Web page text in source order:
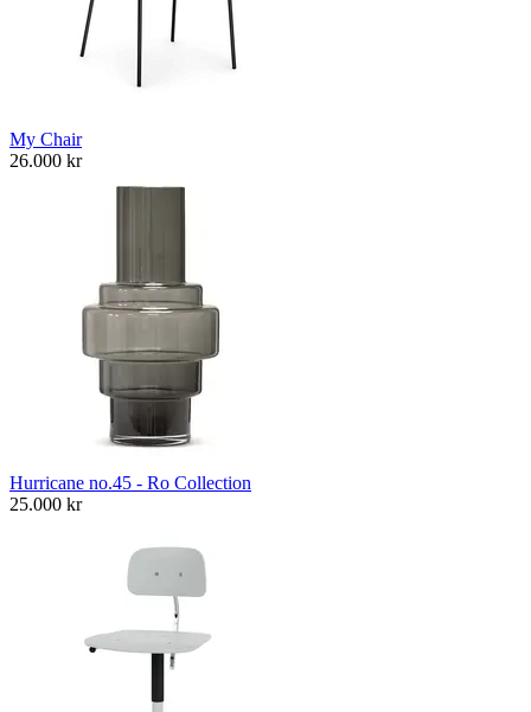
My Chair
26.000 kr
Hurricane no.45 - Ro Collection
25.000 kr